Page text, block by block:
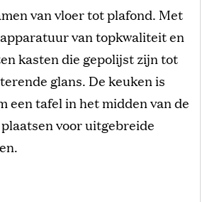
van vloer tot plafond. Met
van topkwaliteit en
kasten die gepolijst zijn tot
glans. De keuken is
een ​​tafel in het midden van de
voor uitgebreide